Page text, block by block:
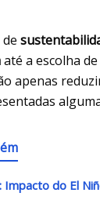
até a escolha
apenas
Impacto do El